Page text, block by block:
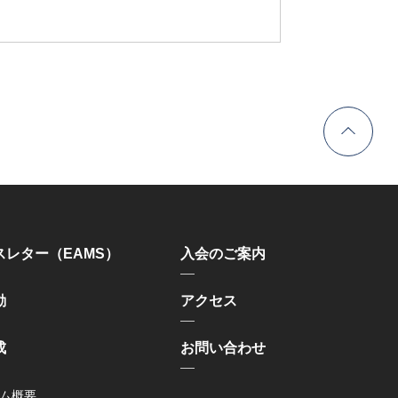
レター（EAMS） 入会のご案内
アクセス
お問い合わせ